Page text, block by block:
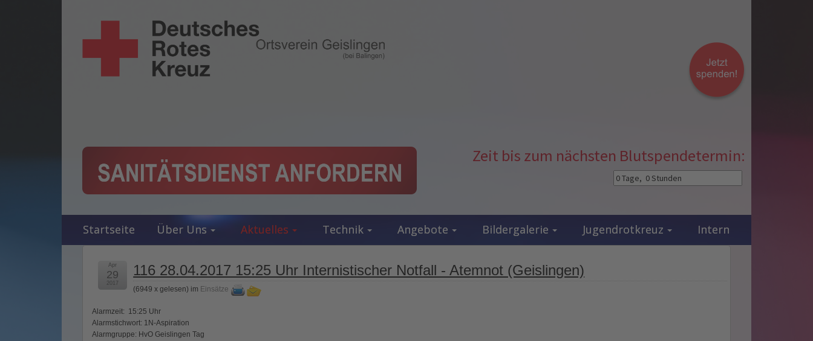
Zeit bis zum nächsten Blutspendetermin:
Startseite Über Uns Aktuelles Technik Angebote Bildergalerie Jugendrotkreuz Intern
116 28.04.2017 15:25 Uhr Internistischer Notfall - Atemnot (Geislingen)
(6949 x gelesen) im Einsätze
Apr
29
2017
Alarmzeit: 15:25 Uhr
Alarmstichwort: 1N-Aspiration
Alarmgruppe: HvO Geislingen Tag